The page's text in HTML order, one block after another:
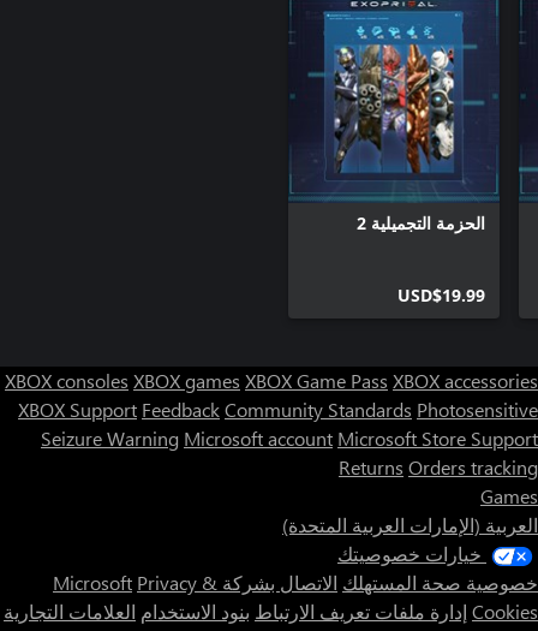
الحزمة التجميلية 2
USD$19.99
XBOX consoles XBOX games XBOX Game Pass XBOX accessories
XBOX Support FeedbackCommunity Standards Photosensitive
Seizure Warning Microsoft account Microsoft Store Support
Returns Orders tracking
Games
العربية (الإمارات العربية المتحدة)
خيارات خصوصيتك
خصوصية صحة المستهلك الاتصال بشركة Microsoft Privacy &
Cookies إدارة ملفات تعريف الارتباط بنود الاستخدام العلامات التجارية